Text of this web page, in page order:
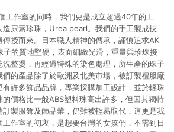
作室的同時，我們更是成立超過40年的工
造尿素珍珠，Urea pearl。我們的手工製成技
授而來。日本職人精神的傳承，謹慎追求AK
子的質地堅硬，表面細緻光滑，重量與珍珠接
整燙，再經過特殊的染色處理，所生產的珠子
的產品除了於歐洲及北美市場，被訂製禮服廠
許多飾品品牌，專業採購加工設計，並於輕珠
價格比一般ABS塑料珠高出許多，但因其獨特
製服飾及飾品業，仍難被輕易取代，這更是我
作室的初衷，是想要台灣的女孩們，不需到日